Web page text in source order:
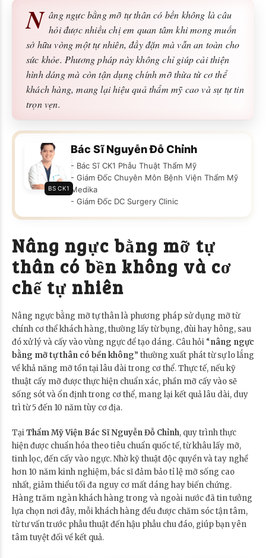
N âng ngực bằng mỡ tự thân có bền không là câu
hỏi được nhiều chị em quan tâm khi mong muốn
sở hữu vòng một tự nhiên, đầy đặn mà vẫn an toàn cho
sức khỏe. Phương pháp này không chỉ giúp cải thiện
hình dáng mà còn tận dụng chính mỡ thừa từ cơ thể
khách hàng, mang lại hiệu quả thẩm mỹ cao và sự tự tin
trọn vẹn.
BS CK1
Bác Sĩ Nguyễn Đỗ Chỉnh
- Bác Sĩ CK1 Phẫu Thuật Thẩm Mỹ
- Giám Đốc Chuyên Môn Bệnh Viện Thẩm Mỹ
Medika
- Giám Đốc DC Surgery Clinic
Nâng ngực bằng mỡ tự
thân có bền không và cơ
chế tự nhiên
Nâng ngực bằng mỡ tự thân là phương pháp sử dụng mỡ từ
chính cơ thể khách hàng, thường lấy từ bụng, đùi hay hông, sau
đó xử lý và cấy vào vùng ngực để tạo dáng. Câu hỏi “nâng ngực
bằng mỡ tự thân có bền không” thường xuất phát từ sự lo lắng
về khả năng mỡ tồn tại lâu dài trong cơ thể. Thực tế, nếu kỹ
thuật cấy mỡ được thực hiện chuẩn xác, phần mỡ cấy vào sẽ
sống sót và ổn định trong cơ thể, mang lại kết quả lâu dài, duy
trì từ 5 đến 10 năm tùy cơ địa.
TạiThẩm Mỹ Viện Bác Sĩ Nguyễn Đỗ Chỉnh, quy trình thực
hiện được chuẩn hóa theo tiêu chuẩn quốc tế, từ khâu lấy mỡ,
tinh lọc, đến cấy vào ngực. Nhờ kỹ thuật độc quyền và tay nghề
hơn 10 năm kinh nghiệm, bác sĩ đảm bảo tỉ lệ mỡ sống cao
nhất, giảm thiểu tối đa nguy cơ mất dáng hay biến chứng.
Hàng trăm ngàn khách hàng trong và ngoài nước đã tin tưởng
lựa chọn nơi đây, mỗi khách hàng đều được chăm sóc tận tâm,
từ tư vấn trước phẫu thuật đến hậu phẫu chu đáo, giúp bạn yên
tâm tuyệt đối về kết quả.